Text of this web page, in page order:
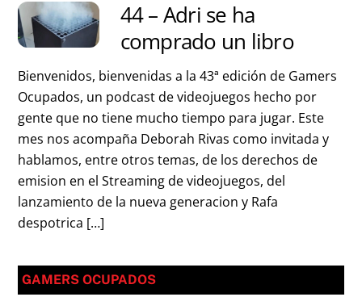
44 – Adri se ha
comprado un libro
Bienvenidos, bienvenidas a la 43ª edición de Gamers
Ocupados, un podcast de videojuegos hecho por
gente que no tiene mucho tiempo para jugar. Este
mes nos acompaña Deborah Rivas como invitada y
hablamos, entre otros temas, de los derechos de
emision en el Streaming de videojuegos, del
lanzamiento de la nueva generacion y Rafa
despotrica […]
GAMERS OCUPADOS